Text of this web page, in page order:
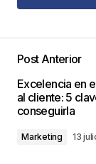
publicada.
marcados
Post Anterior
Excelencia en
al cliente: 5
conseguirla
Marketing 13